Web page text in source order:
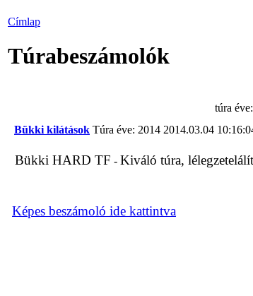
Címlap
Túrabeszámolók
túra
Bükki kilátások Túra éve: 2014 2014.03.04
Bükki HARD TF - Kiváló túra,
Képes beszámoló ide kattintva